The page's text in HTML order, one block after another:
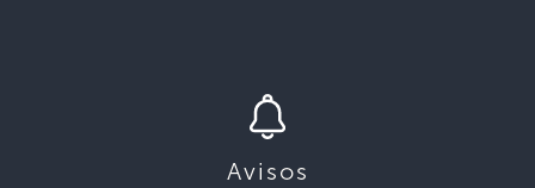
Avisos